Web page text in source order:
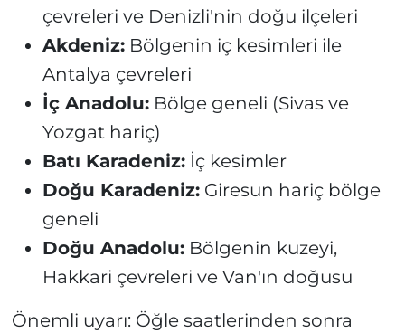
çevreleri ve Denizli'nin doğu ilçeleri
Akdeniz:Bölgenin iç kesimleri ile
Antalya çevreleri
İç Anadolu:Bölge geneli (Sivas ve
Yozgat hariç)
Batı Karadeniz:İç kesimler
Doğu Karadeniz:Giresun hariç bölge
geneli
Doğu Anadolu:Bölgenin kuzeyi,
Hakkari çevreleri ve Van'ın doğusu
Önemli uyarı: Öğle saatlerinden sonra